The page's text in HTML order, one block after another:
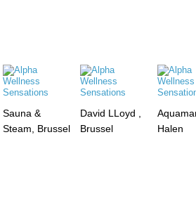
Sauna &
Steam, Brussel
David LLoyd ,
Brussel
Halen